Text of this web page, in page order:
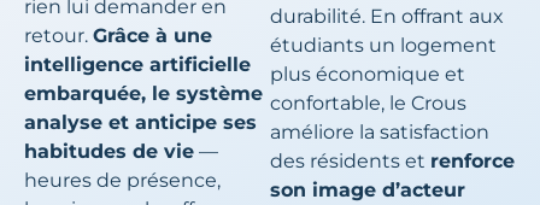
rien lui demander en
retour. Grâce à une
intelligence artificielle
embarquée, le système
analyse et anticipe ses
habitudes de vie —
heures de présence,
durabilité. En offrant aux
étudiants un logement
plus économique et
confortable, le Crous
améliore la satisfaction
des résidents et renforce
son image d’acteur